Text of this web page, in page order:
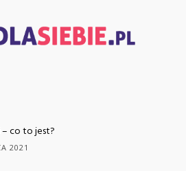
– co to jest?
2021